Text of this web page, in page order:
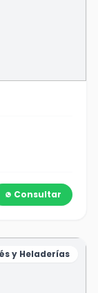
Consultar
y Heladerías